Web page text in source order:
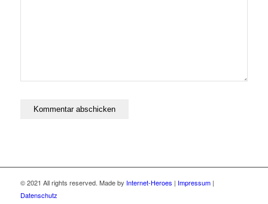
© 2021 All rights reserved. Made by Internet-Heroes | Impressum|
Datenschutz